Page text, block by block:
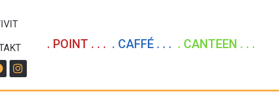
. POINT . . . . CAFFÉ . . . . CANTEEN . . .